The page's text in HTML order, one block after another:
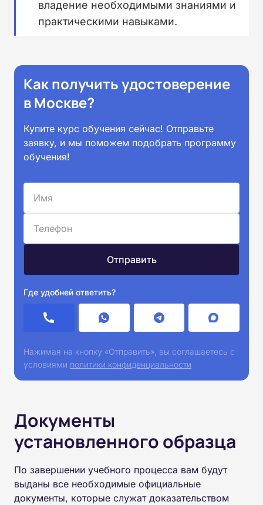
владение необходимыми знаниями и
практическими навыками.
Как получить удостоверение
в Москве?
Купите курс обучения сейчас! Отправьте
заявку, и мы поможем подобрать программу
обучения!
Где удобней ответить?
Нажимая на кнопку «Отправить», вы соглашаетесь с
условиями политики конфиденциальности
Документы
установленного образца
По завершении учебного процесса вам будут
выданы все необходимые официальные
документы, которые служат доказательством